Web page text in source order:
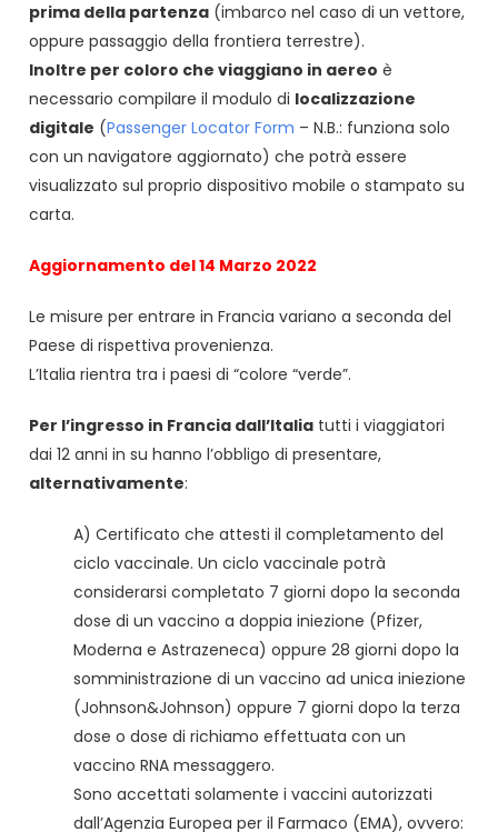
prima della partenza (imbarco nel caso di un vettore,
oppure passaggio della frontiera terrestre).
Inoltre per coloro che viaggiano in aereo è
necessario compilare il modulo di localizzazione
digitale (Passenger Locator Form – N.B.: funziona solo
con un navigatore aggiornato) che potrà essere
visualizzato sul proprio dispositivo mobile o stampato su
carta.
Aggiornamento del 14 Marzo 2022
Le misure per entrare in Francia variano a seconda del
Paese di rispettiva provenienza.
L’Italia rientra tra i paesi di “colore “verde”.
Per l’ingresso in Francia dall’Italia tutti i viaggiatori
dai 12 anni in su hanno l’obbligo di presentare,
alternativamente:
A) Certificato che attesti il completamento del
ciclo vaccinale. Un ciclo vaccinale potrà
considerarsi completato 7 giorni dopo la seconda
dose di un vaccino a doppia iniezione (Pfizer,
Moderna e Astrazeneca) oppure 28 giorni dopo la
somministrazione di un vaccino ad unica iniezione
(Johnson&Johnson) oppure 7 giorni dopo la terza
dose o dose di richiamo effettuata con un
vaccino RNA messaggero.
Sono accettati solamente i vaccini autorizzati
dall’Agenzia Europea per il Farmaco (EMA), ovvero: